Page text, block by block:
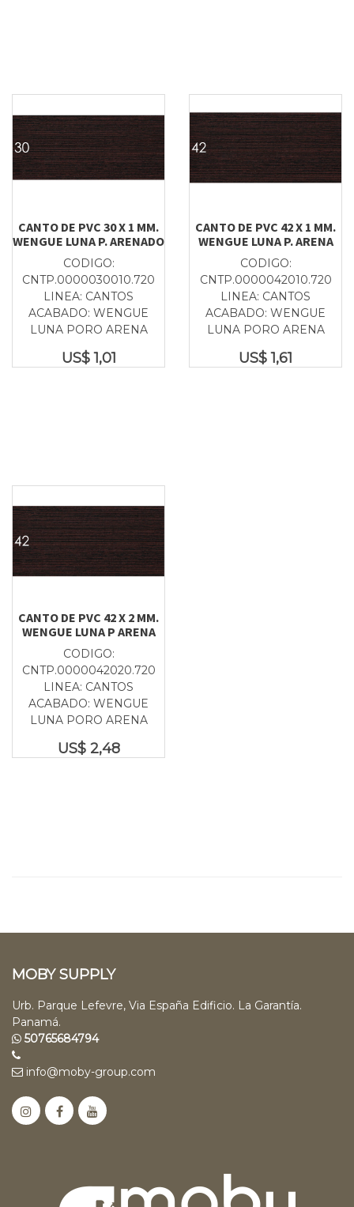
CANTO DE PVC 30 X 1 MM.
WENGUE LUNA P. ARENADO
CODIGO:
CNTP.0000030010.720
LINEA: CANTOS
ACABADO: WENGUE
LUNA PORO ARENA
US$1,01
CANTO DE PVC 42 X 1 MM.
WENGUE LUNA P. ARENA
CODIGO:
CNTP.0000042010.720
LINEA: CANTOS
ACABADO: WENGUE
LUNA PORO ARENA
US$1,61
CANTO DE PVC 42 X 2 MM.
WENGUE LUNA P ARENA
CODIGO:
CNTP.0000042020.720
LINEA: CANTOS
ACABADO: WENGUE
LUNA PORO ARENA
US$ 2,48
MOBY SUPPLY
Urb. Parque Lefevre, Via España Edificio. La Garantía.
Panamá.
50765684794
info@moby-group.com